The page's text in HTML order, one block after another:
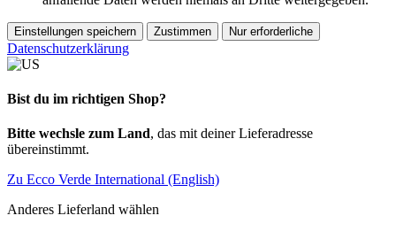
Einstellungen speichern Zustimmen Nur erforderliche
Datenschutzerklärung
Bist du im richtigen Shop?
Bitte wechsle zum Land, das mit deiner Lieferadresse
übereinstimmt.
Zu Ecco Verde International (English)
Anderes Lieferland wählen